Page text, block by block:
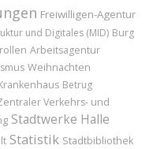
Freiwilligen-Agentur
und Digitales (MID) Burg
Arbeitsagentur
Weihnachten
Betrug
Verkehrs- und
Stadtwerke Halle
Statistik Stadtbibliothek